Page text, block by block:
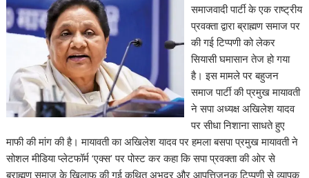
समाजवादी पार्टी के एक राष्ट्रीय
प्रवक्ता द्वारा ब्राह्मण समाज पर
की गई टिप्पणी को लेकर
सियासी घमासान तेज हो गया
है। इस मामले पर बहुजन
समाज पार्टी की प्रमुख मायावती
ने सपा अध्यक्ष अखिलेश यादव
पर सीधा निशाना साधते हुए
माफी की मांग की है। मायावती का अखिलेश यादव पर हमला बसपा प्रमुख मायावती ने
सोशल मीडिया प्लेटफॉर्म ‘एक्स’ पर पोस्ट कर कहा कि सपा प्रवक्ता की ओर से
ब्राह्मण समाज के खिलाफ की गई कथित अभद्र और आपत्तिजनक टिप्पणी से व्यापक